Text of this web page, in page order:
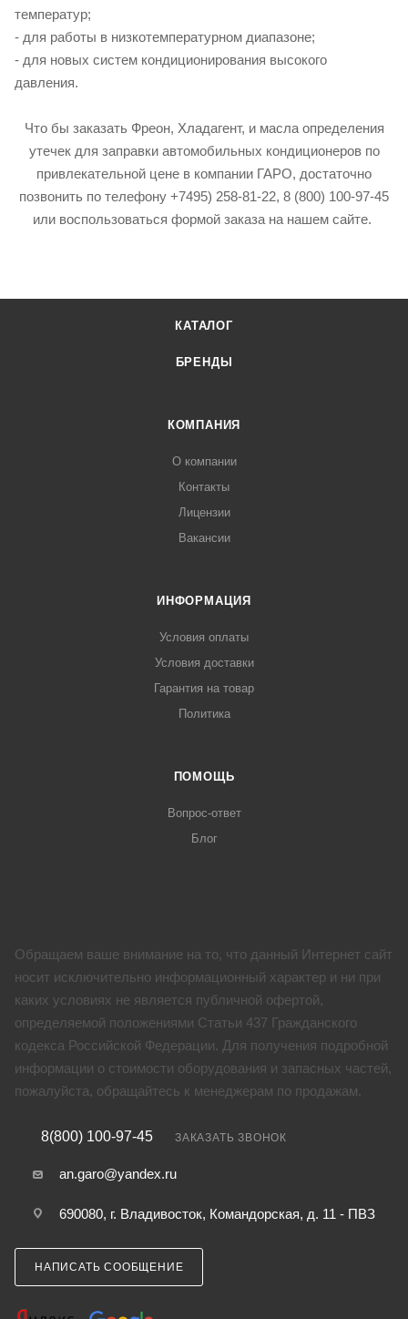
температур;
- для работы в низкотемпературном диапазоне;
- для новых систем кондиционирования высокого
давления.
Что бы заказать Фреон, Хладагент, и масла определения
утечек для заправки автомобильных кондиционеров по
привлекательной цене в компании ГАРО, достаточно
позвонить по телефону +7495) 258-81-22, 8 (800) 100-97-45
или воспользоваться формой заказа на нашем сайте.
КАТАЛОГ
БРЕНДЫ
КОМПАНИЯ
О компании
Контакты
Лицензии
Вакансии
ИНФОРМАЦИЯ
Условия оплаты
Условия доставки
Гарантия на товар
Политика
ПОМОЩЬ
Вопрос-ответ
Блог
Обращаем ваше внимание на то, что данный Интернет сайт
носит исключительно информационный характер и ни при
каких условиях не является публичной офертой,
определяемой положениями Статьи 437 Гражданского
кодекса Российской Федерации. Для получения подробной
информации о стоимости оборудования и запасных частей,
пожалуйста, обращайтесь к менеджерам по продажам.
8(800) 100-97-45 ЗАКАЗАТЬ ЗВОНОК
an.garo@yandex.ru
690080, г. Владивосток, Командорская, д. 11 - ПВЗ
НАПИСАТЬ СООБЩЕНИЕ